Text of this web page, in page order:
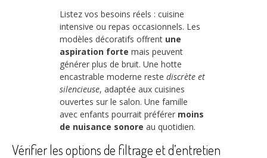
Listez vos besoins réels : cuisine
intensive ou repas occasionnels. Les
modèles décoratifs offrent une
aspiration forte mais peuvent
générer plus de bruit. Une hotte
encastrable moderne reste discrète et
silencieuse, adaptée aux cuisines
ouvertes sur le salon. Une famille
avec enfants pourrait préférer moins
de nuisance sonore au quotidien.
Vérifier les options de filtrage et d’entretien